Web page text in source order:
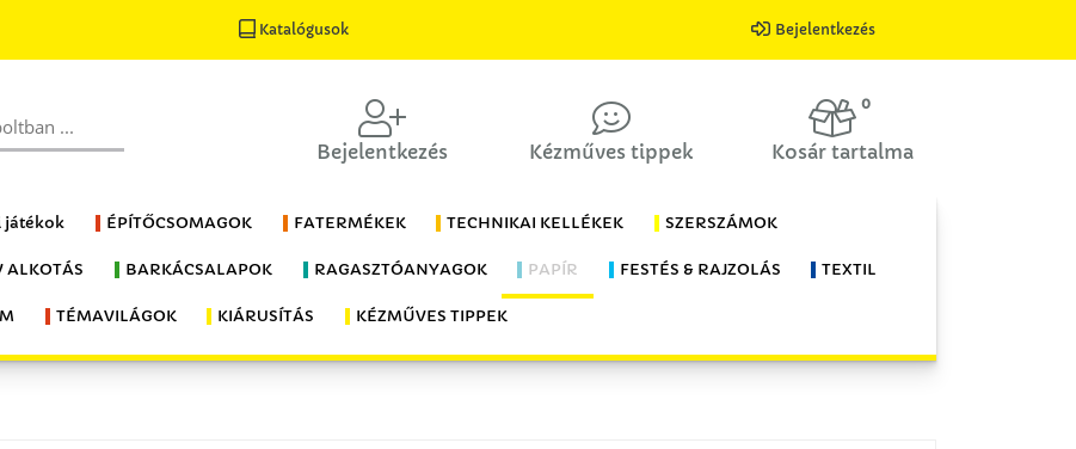
Katalógusok Bejelentkezés
Bejelentkezés Kézműves tippek
0
Kosár tartalma
játékok ÉPÍTŐCSOMAGOK FATERMÉKEK TECHNIKAI KELLÉKEK SZERSZÁMOK
ALKOTÁS BARKÁCSALAPOK RAGASZTÓANYAGOK PAPÍR FESTÉS & RAJZOLÁS TEXTIL
TÉMAVILÁGOK KIÁRUSÍTÁS KÉZMŰVES TIPPEK